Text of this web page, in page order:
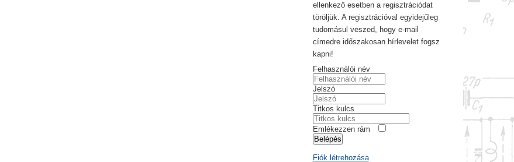
ellenkező esetben a regisztrációdat
töröljük. A regisztrációval egyidejűleg
tudomásul veszed, hogy e-mail
címedre időszakosan hírlevelet fogsz
kapni!
Felhasználói név
Jelszó
Titkos kulcs
Emlékezzen rám
Belépés
Fiók létrehozása